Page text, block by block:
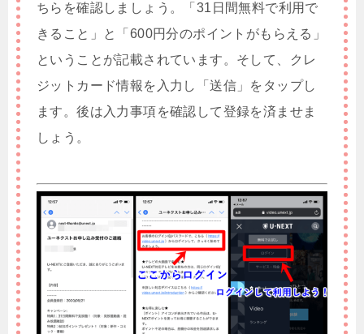
ちらを確認しましょう。「31日間無料で利用で
きること」と「600円分のポイントがもらえる」
ということが記載されています。そして、クレ
ジットカード情報を入力し「送信」をタップし
ます。後は入力事項を確認して登録を済ませま
しょう。